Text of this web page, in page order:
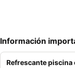
Información
Refrescante piscina